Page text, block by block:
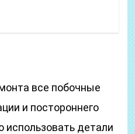
все побочные
и постороннего
детали